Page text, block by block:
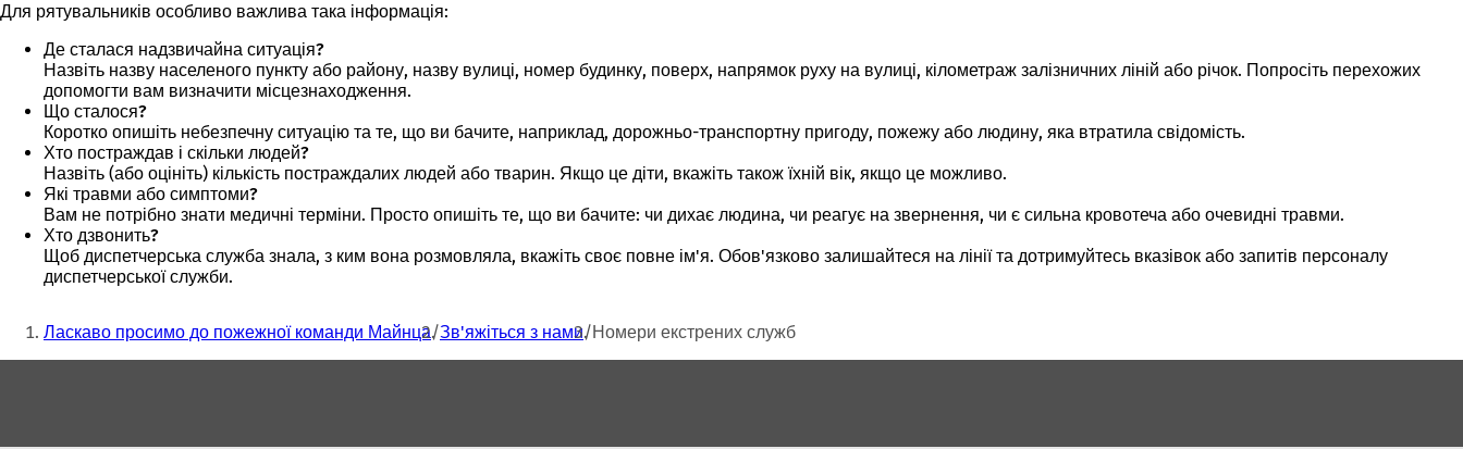
Для рятувальників особливо важлива така інформація:
Де сталася надзвичайна ситуація?
Назвіть назву населеного пункту або району, назву вулиці, номер будинку, поверх, напрямок руху на вулиці, кілометраж залізничних ліній або річок. Попросіть перехожих
допомогти вам визначити місцезнаходження.
Що сталося?
Коротко опишіть небезпечну ситуацію та те, що ви бачите, наприклад, дорожньо-транспортну пригоду, пожежу або людину, яка втратила свідомість.
Хто постраждав і скільки людей?
Назвіть (або оцініть) кількість постраждалих людей або тварин. Якщо це діти, вкажіть також їхній вік, якщо це можливо.
Які травми або симптоми?
Вам не потрібно знати медичні терміни. Просто опишіть те, що ви бачите: чи дихає людина, чи реагує на звернення, чи є сильна кровотеча або очевидні травми.
Хто дзвонить?
Щоб диспетчерська служба знала, з ким вона розмовляла, вкажіть своє повне ім'я. Обов'язково залишайтеся на лінії та дотримуйтесь вказівок або запитів персоналу
диспетчерської служби.
Ти
тут:
Ласкаво просимо до пожежної команди Майнца Зв'яжіться з нами Номери екстрених служб